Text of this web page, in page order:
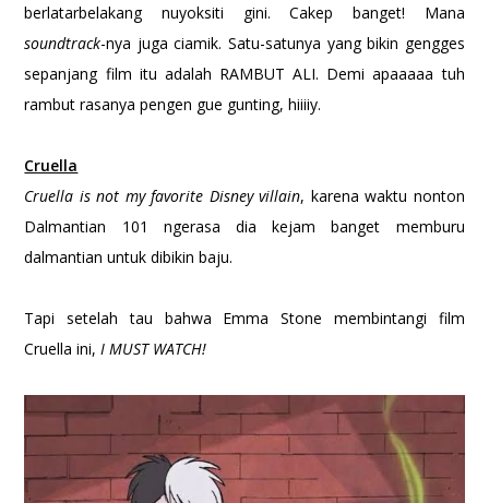
berlatarbelakang nuyoksiti gini. Cakep banget! Mana
soundtrack-nya juga ciamik. Satu-satunya yang bikin gengges
sepanjang film itu adalah RAMBUT ALI. Demi apaaaaa tuh
rambut rasanya pengen gue gunting, hiiiiy.
Cruella
Cruella is not my favorite Disney villain, karena waktu nonton
Dalmantian 101 ngerasa dia kejam banget memburu
dalmantian untuk dibikin baju.
Tapi setelah tau bahwa Emma Stone membintangi film
Cruella ini, I MUST WATCH!